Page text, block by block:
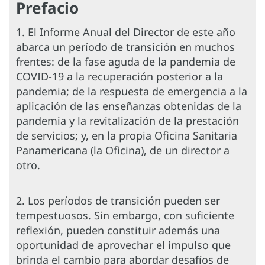
Prefacio
1. El Informe Anual del Director de este año
abarca un período de transición en muchos
frentes: de la fase aguda de la pandemia de
COVID-19 a la recuperación posterior a la
pandemia; de la respuesta de emergencia a la
aplicación de las enseñanzas obtenidas de la
pandemia y la revitalización de la prestación
de servicios; y, en la propia Oficina Sanitaria
Panamericana (la Oficina), de un director a
otro.
2. Los períodos de transición pueden ser
tempestuosos. Sin embargo, con suficiente
reflexión, pueden constituir además una
oportunidad de aprovechar el impulso que
brinda el cambio para abordar desafíos de